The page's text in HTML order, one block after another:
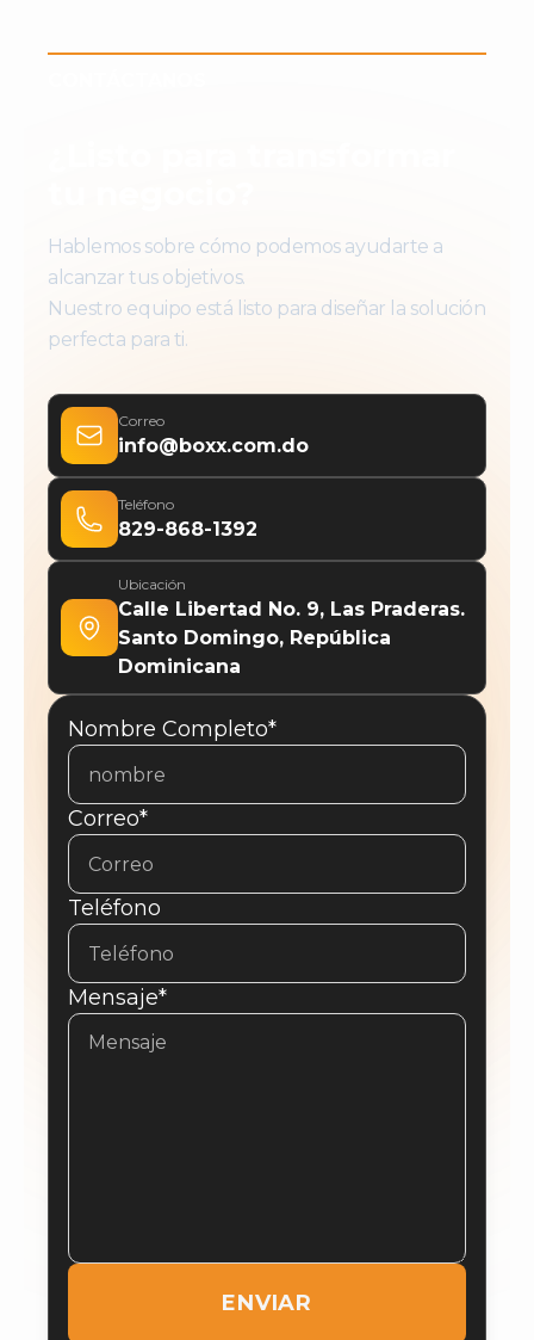
Hablemos sobre cómo podemos ayudarte a
alcanzar tus objetivos.
Nuestro equipo está listo para diseñar la solución
perfecta para ti.
Correo
info@boxx.com.do
Teléfono
829-868-1392
Ubicación
Calle Libertad No. 9, Las Praderas.
Santo Domingo, República
Dominicana
Nombre Completo*
Correo*
Teléfono
Mensaje*
ENVIAR